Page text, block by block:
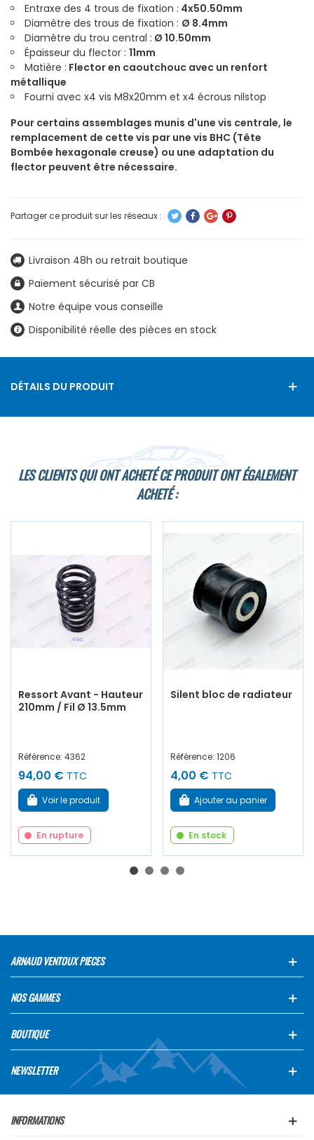
Entraxe des 4 trous de fixation : 4x50.50mm
Diamètre des trous de fixation : Ø 8.4mm
Diamètre du trou central : Ø 10.50mm
Épaisseur du flector : 11mm
Matière : Flector en caoutchouc avec un renfort
métallique
Fourni avec x4 vis M8x20mm et x4 écrous nilstop
Pour certains assemblages munis d'une vis centrale, le
remplacement de cette vis par une vis BHC (Tête
Bombée hexagonale creuse) ou une adaptation du
flector peuvent être nécessaire.
Livraison 48h ou retrait boutique
Paiement sécurisé par CB
Notre équipe vous conseille
Disponibilité réelle des pièces en stock
DÉTAILS DU PRODUIT
LES CLIENTS QUI ONT ACHETÉ CE PRODUIT ONT ÉGALEMENT
ACHETÉ :
Ressort Avant - Hauteur
210mm / Fil Ø 13.5mm
Référence: 4362
94,00 € TTC
Voir le produit
En rupture
Silent bloc de radiateur
Référence: 1206
4,00 € TTC
Ajouter au panier
En stock
ARNAUD VENTOUX PIECES
NOS GAMMES
BOUTIQUE
NEWSLETTER
INFORMATIONS